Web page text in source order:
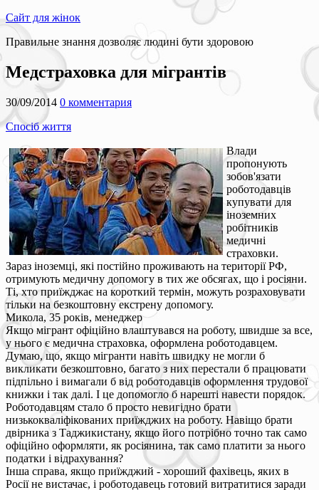
Сайт для жінок
Правильне знання дозволяє людині бути здоровою
Медстраховка для мігрантів
30/09/2014 0 комментария
Спосіб життя
Влади
пропонують
зобов'язати
роботодавців
купувати для
іноземних
робітників
медичні
страховки.
Зараз іноземці, які постійно проживають на території РФ,
отримують медичну допомогу в тих же обсягах, що і росіяни.
Ті, хто приїжджає на короткий термін, можуть розраховувати
тільки на безкоштовну екстрену допомогу.
Микола, 35 років, менеджер
Якщо мігрант офіційно влаштувався на роботу, швидше за все,
у нього є медична страховка, оформлена роботодавцем.
Думаю, що, якщо мігранти навіть швидку не могли б
викликати безкоштовно, багато з них перестали б працювати
підпільно і вимагали б від роботодавців оформлення трудової
книжки і так далі. І це допомогло б нарешті навести порядок.
Роботодавцям стало б просто невигідно брати
низькокваліфікованих приїжджих на роботу. Навіщо брати
двірника з Таджикистану, якщо його потрібно точно так само
офіційно оформляти, як росіянина, так само платити за нього
податки і відрахування?
Інша справа, якщо приїжджий - хороший фахівець, яких в
Росії не вистачає, і роботодавець готовий витратитися заради